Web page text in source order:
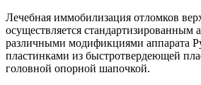
Лечебная иммобилизация отломков
осуществляется стандартизированным
различными модификциями аппарата
пластинками из быстротвердеющей
головной опорной шапочкой.